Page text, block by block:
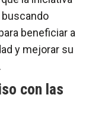
buscando
beneficiar a
y mejorar su
con las